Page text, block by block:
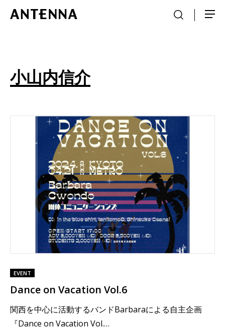
小山内信介
EVENT
Dance on Vacation Vol.6
関西を中心に活動するバンドBarbaraによる自主企画
『Dance on Vacation Vol.…